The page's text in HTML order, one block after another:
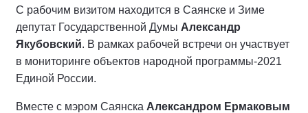
С рабочим визитом находится в Саянске и Зиме
депутат Государственной Думы Александр
Якубовский. В рамках рабочей встречи он участвует
в мониторинге объектов народной программы-2021
Единой России.
Вместе с мэром Саянска Александром Ермаковым